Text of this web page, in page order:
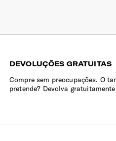
DEVOLUÇÕES GRATUITAS
Compre sem preocupações. O
pretende? Devolva